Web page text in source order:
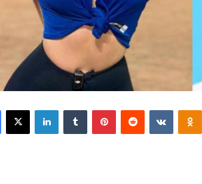
Facebook
X LinkedInTumblr PinterestReddit